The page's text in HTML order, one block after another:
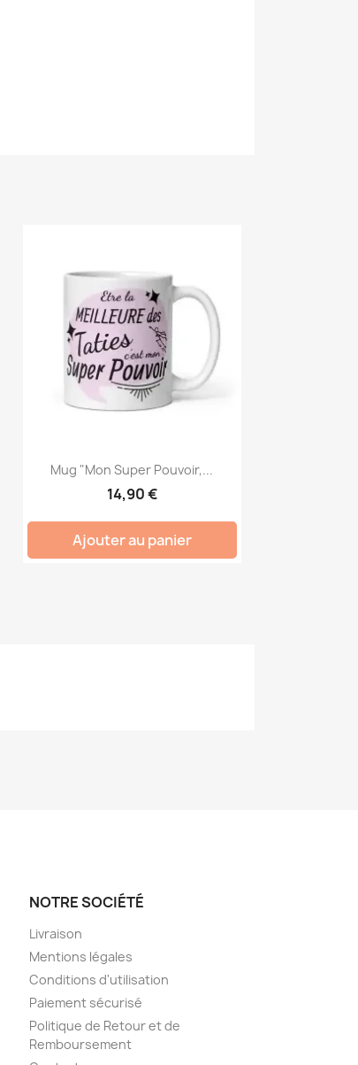
Mug "Mon Super Pouvoir,...
14,90 €
Ajouter au panier
NOTRE SOCIÉTÉ
Livraison
Mentions légales
Conditions d'utilisation
Paiement sécurisé
Politique de Retour et de
Remboursement